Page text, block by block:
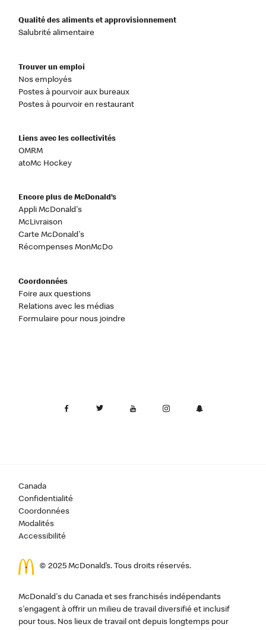
Qualité des aliments et approvisionnement
Salubrité alimentaire
Trouver un emploi
Nos employés
Postes à pourvoir aux bureaux
Postes à pourvoir en restaurant
Liens avec les collectivités
OMRM
atoMc Hockey
Encore plus de McDonald’s
Appli McDonald's
McLivraison
Carte McDonald's
Récompenses MonMcDo
Coordonnées
Foire aux questions
Relations avec les médias
Formulaire pour nous joindre
Canada
Confidentialité
Coordonnées
Modalités
Accessibilité
© 2025 McDonald’s. Tous droits réservés.
McDonald's du Canada et ses franchisés indépendants
s'engagent à offrir un milieu de travail diversifié et inclusif
pour tous. Nos lieux de travail ont depuis longtemps pour